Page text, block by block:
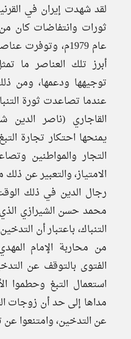
لقد شهدت إيران في
ثورات وانتفاضات كان من
عام 1979م،
أبرز تلك العناصر ما
عندما تصاعدت ثورة
القاجاري (ناصر الدين
يمنحها احتكار تجارة
التجار والمواطنين
الامتياز، والتعبير عن
رجال الدين في ذلك
محمد حسن الشيرازي
التنباك، باعتبار أن
من محاربة الإمام
الفتوى بالتوقف عن
استعمال التبغ وحطموا
مداها إلى حد أن زوجات
عن التدخين، وامتنعوا عن